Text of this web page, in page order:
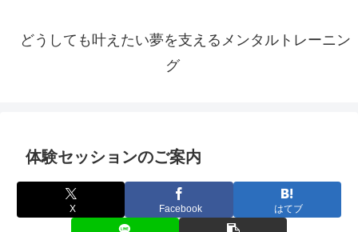
どうしても叶えたい夢を支えるメンタルトレーニン
グ
体験セッションのご案内
X Facebook はてブ